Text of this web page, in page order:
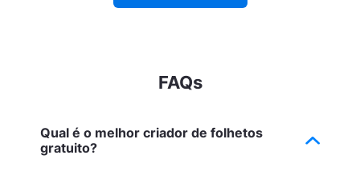
FAQs
Qual é o melhor criador de folhetos
gratuito?